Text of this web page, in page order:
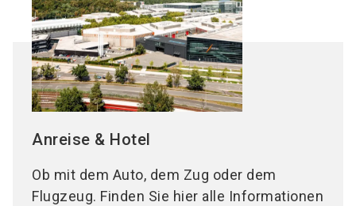
Anreise & Hotel
Ob mit dem Auto, dem Zug oder dem
Flugzeug. Finden Sie hier alle Informationen